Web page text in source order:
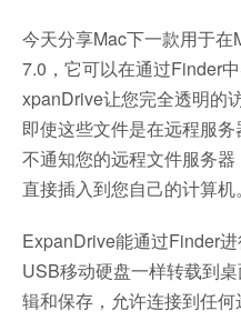
今天分享Mac下一款用于
7.0，它可以在通过Finder
xpanDrive让您完全透明的
即使这些文件是在远程服
不通知您的远程文件服务
直接插入到您自己的计算机。
ExpanDrive能通过Finder
USB移动硬盘一样转载到
辑和保存，允许连接到任何